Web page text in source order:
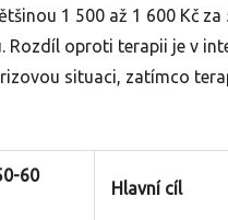
1 500 až 1 600 Kč za
Rozdíl oproti terapii je v
situaci, zatímco
60
Hlavní cíl